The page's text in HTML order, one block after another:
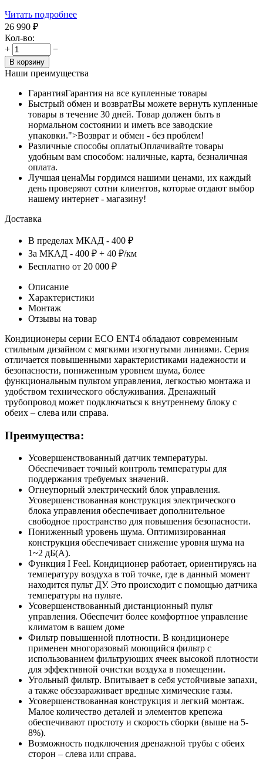
Читать подробнее
26 990 ₽
Кол-во:
+
−
В корзину
Наши преимущества
ГарантияГарантия на все купленные товары
Быстрый обмен и возвратВы можете вернуть купленные
товары в течение 30 дней. Товар должен быть в
нормальном состоянии и иметь все заводские
упаковки.">Возврат и обмен - без проблем!
Различные способы оплатыОплачивайте товары
удобным вам способом: наличные, карта, безналичная
оплата.
Лучшая ценаМы гордимся нашими ценами, их каждый
день проверяют сотни клиентов, которые отдают выбор
нашему интернет - магазину!
Доставка
В пределах МКАД - 400 ₽
За МКАД - 400 ₽ + 40 ₽/км
Бесплатно от 20 000 ₽
Описание
Характеристики
Монтаж
Отзывы на товар
Кондиционеры серии ECO ENT4 обладают современным
стильным дизайном с мягкими изогнутыми линиями. Серия
отличается повышенными характеристиками надежности и
безопасности, пониженным уровнем шума, более
функциональным пультом управления, легкостью монтажа и
удобством технического обслуживания. Дренажный
трубопровод может подключаться к внутреннему блоку с
обеих – слева или справа.
Преимущества:
Усовершенствованный датчик температуры.
Обеспечивает точный контроль температуры для
поддержания требуемых значений.
Огнеупорный электрический блок управления.
Усовершенствованная конструкция электрического
блока управления обеспечивает дополнительное
свободное пространство для повышения безопасности.
Пониженный уровень шума. Оптимизированная
конструкция обеспечивает снижение уровня шума на
1~2 дБ(A).
Функция I Feel. Кондиционер работает, ориентируясь на
температуру воздуха в той точке, где в данный момент
находится пульт ДУ. Это происходит с помощью датчика
температуры на пульте.
Усовершенствованный дистанционный пульт
управления. Обеспечит более комфортное управление
климатом в вашем доме
Фильтр повышенной плотности. В кондиционере
применен многоразовый моющийся фильтр с
использованием фильтрующих ячеек высокой плотности
для эффективной очистки воздуха в помещении.
Угольный фильтр. Впитывает в себя устойчивые запахи,
а также обеззараживает вредные химические газы.
Усовершенствованная конструкция и легкий монтаж.
Малое количество деталей и элементов крепежа
обеспечивают простоту и скорость сборки (выше на 5-
8%).
Возможность подключения дренажной трубы с обеих
сторон – слева или справа.